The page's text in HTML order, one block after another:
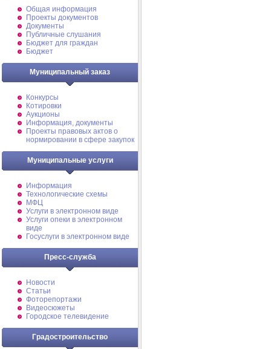
Общая информация
Проекты документов
Документы
Публичные слушания
Бюджет для граждан
Бюджет
Муниципальный заказ
Конкурсы
Котировки
Аукционы
Информация, документы
Проекты правовых актов о
нормировании в сфере закупок
Муниципальные услуги
Информация
Технологические схемы
МФЦ
Услуги в электронном виде
Услуги опеки в электронном
виде
Госуслуги в электронном виде
Пресс-служба
Новости
Статьи
Фоторепортажи
Видеосюжеты
Городское телевидение
Градостроительство